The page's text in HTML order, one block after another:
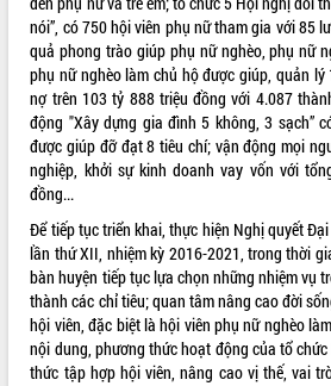
Khám bệnh, cấp phát thuốc miễn phí
và tặng quà người dân xã Cư Pui
Hội nghị UBND tỉnh Đắk Lắk thường kỳ
tháng 7/2026
Lễ truy tặng danh hiệu “Bà Mẹ Việt
Nam Anh hùng” và trao Huân chương
Lao động
UBND tỉnh Đắk Lắk triển khai nhiệm
vụ 6 tháng cuối năm 2026
Kỳ họp thứ Hai, Hội đồng nhân dân
tỉnh khóa XI quyết nghị nhiều nội dung
quan trọng
Bí thư Tỉnh ủy Lương Nguyễn Minh
Triết thăm, tặng quà người có công với
ALBUM ẢNH
nói”, có 750 hội viên phụ nữ tham gia với 85
quả phong trào giúp phụ nữ nghèo, phụ nữ
phụ nữ nghèo làm chủ hộ được giúp, quản lý
nợ trên 103 tỷ 888 triệu đồng với 4.087
động "Xây dựng gia đình 5 không, 3 sạch”
được giúp đỡ đạt 8 tiêu chí; vận động mọi
nghiệp, khởi sự kinh doanh vay vốn với
đồng...
Để tiếp tục triển khai, thực hiện Nghị quyết
lần thứ XII, nhiệm kỳ 2016-2021, trong thời
bàn huyện tiếp tục lựa chọn những nhiệm vụ
thành các chỉ tiêu; quan tâm nâng cao đời
hội viên, đặc biệt là hội viên phụ nữ nghèo
nội dung, phương thức hoạt động của tổ
thức tập hợp hội viên, nâng cao vị thế, vai